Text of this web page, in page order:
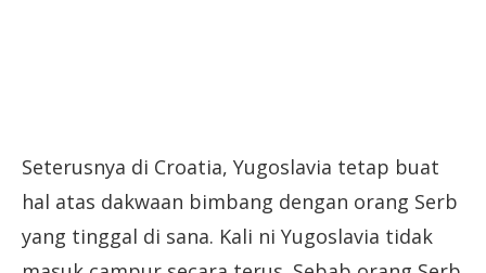
Seterusnya di Croatia, Yugoslavia tetap buat
hal atas dakwaan bimbang dengan orang Serb
yang tinggal di sana. Kali ni Yugoslavia tidak